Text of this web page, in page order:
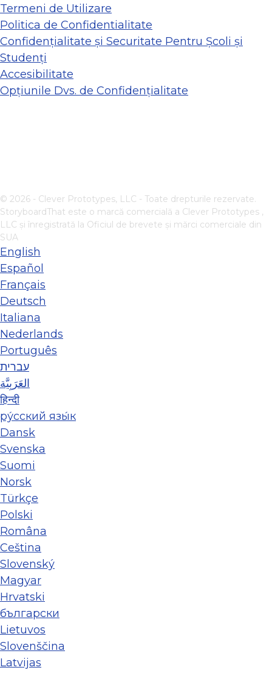
Termeni de Utilizare
Politica de Confidentialitate
Confidențialitate și Securitate Pentru Școli și
Studenți
Accesibilitate
Opțiunile Dvs. de Confidențialitate
© 2026 - Clever Prototypes, LLC - Toate drepturile rezervate.
StoryboardThat este o marcă comercială a Clever Prototypes ,
LLC și înregistrată la Oficiul de brevete și mărci comerciale din
SUA
English
Español
Français
Deutsch
Italiana
Nederlands
Português
עברית
العَرَبِيَّة
हिन्दी
ру́сский язы́к
Dansk
Svenska
Suomi
Norsk
Türkçe
Polski
Româna
Ceština
Slovenský
Magyar
Hrvatski
български
Lietuvos
Slovenščina
Latvijas